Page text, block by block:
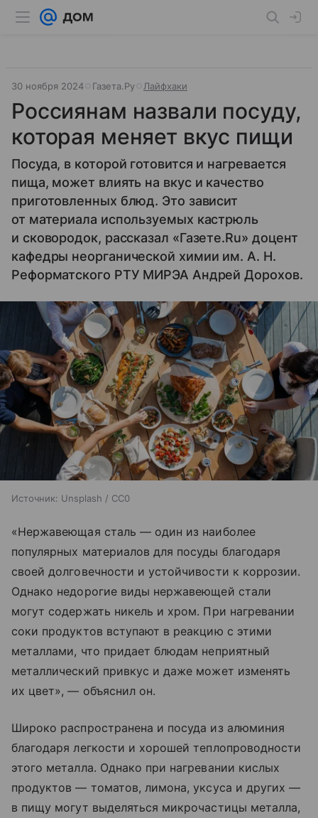
30 ноября 2024 Газета.Ру Лайфхаки
Россиянам назвали посуду,
которая меняет вкус пищи
Посуда, в которой готовится и нагревается
пища, может влиять на вкус и качество
приготовленных блюд. Это зависит
от материала используемых кастрюль
и сковородок, рассказал «Газете.Ru» доцент
кафедры неорганической химии им. А. Н.
Реформатского РТУ МИРЭА Андрей Дорохов.
Источник: Unsplash / CC0
«Нержавеющая сталь — один из наиболее
популярных материалов для посуды благодаря
своей долговечности и устойчивости к коррозии.
Однако недорогие виды нержавеющей стали
могут содержать никель и хром. При нагревании
соки продуктов вступают в реакцию с этими
металлами, что придает блюдам неприятный
металлический привкус и даже может изменять
их цвет», — объяснил он.
Широко распространена и посуда из алюминия
благодаря легкости и хорошей теплопроводности
этого металла. Однако при нагревании кислых
продуктов — томатов, лимона, уксуса и других —
в пищу могут выделяться микрочастицы металла,